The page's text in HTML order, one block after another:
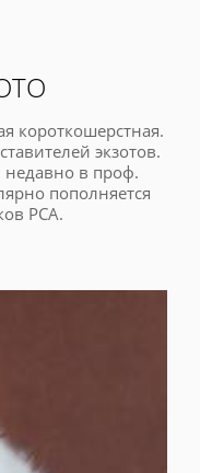
короткошерстная.
экзотов.
недавно в проф.
пополняется
PCA.